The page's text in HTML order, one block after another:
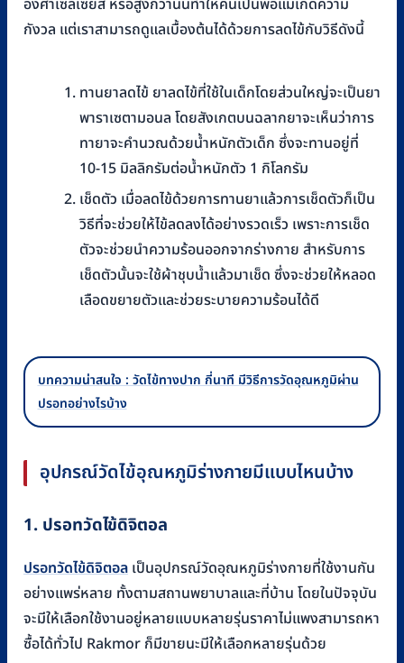
องศาเซลเซียส หรือสูงกว่านั้นทำให้คนเป็นพ่อแม่เกิดความ
กังวล แต่เราสามารถดูแลเบื้องต้นได้ด้วยการลดไข้กับวิธีดังนี้
ทานยาลดไข้ ยาลดไข้ที่ใช้ในเด็กโดยส่วนใหญ่จะเป็นยา
พาราเซตามอนล โดยสังเกตบนฉลากยาจะเห็นว่าการ
ทายาจะคำนวณด้วยน้ำหนักตัวเด็ก ซึ่งจะทานอยู่ที่
10-15 มิลลิกรัมต่อน้ำหนักตัว 1 กิโลกรัม
เช็ดตัว เมื่อลดไข้ด้วยการทานยาแล้วการเช็ดตัวก็เป็น
วิธีที่จะช่วยให้ไข้ลดลงได้อย่างรวดเร็ว เพราะการเช็ด
ตัวจะช่วยนำความร้อนออกจากร่างกาย สำหรับการ
เช็ดตัวนั้นจะใช้ผ้าชุบน้ำแล้วมาเช็ด ซึ่งจะช่วยให้หลอด
เลือดขยายตัวและช่วยระบายความร้อนได้ดี
บทความน่าสนใจ : วัดไข้ทางปาก กี่นาที มีวิธีการวัดอุณหภูมิผ่าน
ปรอทอย่างไรบ้าง
อุปกรณ์วัดไข้อุณหภูมิร่างกายมีแบบไหนบ้าง
1. ปรอทวัดไข้ดิจิตอล
ปรอทวัดไข้ดิจิตอล เป็นอุปกรณ์วัดอุณหภูมิร่างกายที่ใช้งานกัน
อย่างแพร่หลาย ทั้งตามสถานพยาบาลและที่บ้าน โดยในปัจจุบัน
จะมีให้เลือกใช้งานอยู่หลายแบบหลายรุ่นราคาไม่แพงสามารถหา
ซื้อได้ทั่วไป Rakmor ก็มีขายนะมีให้เลือกหลายรุ่นด้วย